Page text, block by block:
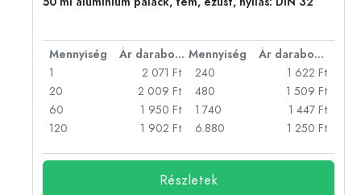
Mennyiség Ár darabonként Mennyiség
Ár darabonként
1
2 071 Ft
20
2 009 Ft
60
1 950 Ft
120
1 902 Ft
240
1 622 Ft
480
1 509 Ft
1.740
1 447 Ft
6.880
1 250 Ft
Részletek